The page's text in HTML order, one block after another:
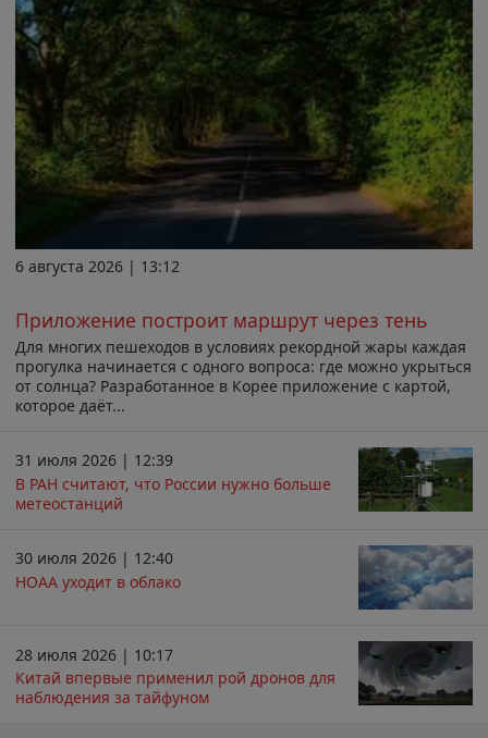
6 августа 2026 | 13:12
Приложение построит маршрут через тень
Для многих пешеходов в условиях рекордной жары каждая
прогулка начинается с одного вопроса: где можно укрыться
от солнца? Разработанное в Корее приложение с картой,
которое даёт...
31 июля 2026 | 12:39
В РАН считают, что России нужно больше
метеостанций
30 июля 2026 | 12:40
НОАА уходит в облако
28 июля 2026 | 10:17
Китай впервые применил рой дронов для
наблюдения за тайфуном